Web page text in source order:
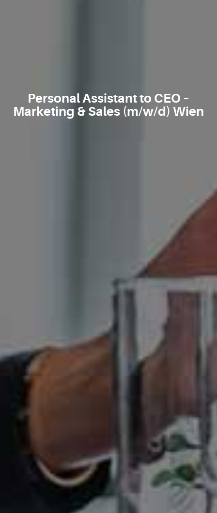
Personal Assistant to CEO –
Marketing & Sales (m/w/d) Wien